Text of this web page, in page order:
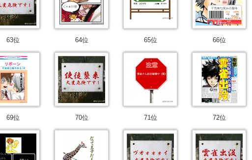
63位 64位 65位 66位
69位 70位 71位 72位